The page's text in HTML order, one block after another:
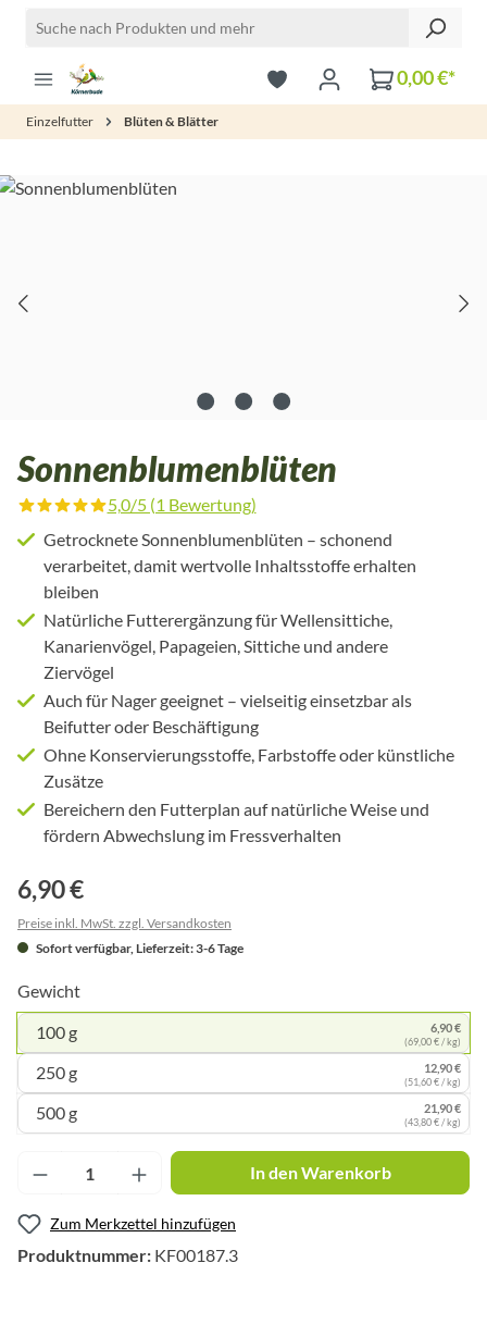
Zum Hauptinhalt springen
0,00 €*
Einzelfutter Blüten & Blätter
Bildergalerie überspringen
Sonnenblumenblüten
Durchschnittliche Bewertung von 5 von 5 Sternen
5,0/5 (1 Bewertung)
Getrocknete Sonnenblumenblüten – schonend
verarbeitet, damit wertvolle Inhaltsstoffe erhalten
bleiben
Natürliche Futterergänzung für Wellensittiche,
Kanarienvögel, Papageien, Sittiche und andere
Ziervögel
Auch für Nager geeignet – vielseitig einsetzbar als
Beifutter oder Beschäftigung
Ohne Konservierungsstoffe, Farbstoffe oder künstliche
Zusätze
Bereichern den Futterplan auf natürliche Weise und
fördern Abwechslung im Fressverhalten
6,90 €
Preise inkl. MwSt. zzgl. Versandkosten
Sofort verfügbar, Lieferzeit: 3-6 Tage
Gewicht
100 g
6,90 €
(69,00 € / kg)
250 g 12,90 €
(51,60 € / kg)
500 g 21,90 €
(43,80 € / kg)
Produkt Anzahl: Gib den gewünschten
In den Warenkorb
Zum Merkzettel hinzufügen
Produktnummer: KF00187.3